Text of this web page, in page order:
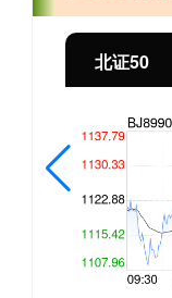
北证50